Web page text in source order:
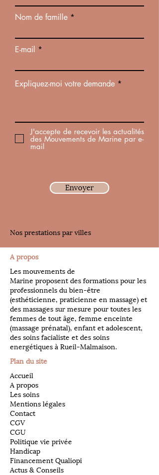
détente
Nom de famille
E-mail
Expliquez-moi votre demande
J'accepte de recevoir les actualités
des Mouvements de Marine par e-
mail
Envoyer
Nos prestations par villes
A propos
Les mouvements de
Marine proposent des formations pour les
professionnels du bien-être
(esthéticienne, praticienne en massage) et
des massages sur mesure pour toutes les
femmes de tout âge, femme enceinte
(massage prénatal), enfant et adolescent,
des soins facialiste et des soins
energétiques à Rueil-Malmaison.
Plan du site
Accueil
A propos
Les soins
Mentions légales
Contact
CGV
CGU
Politique vie privée
Handicap
Financement Qualiopi
Actus & Conseils